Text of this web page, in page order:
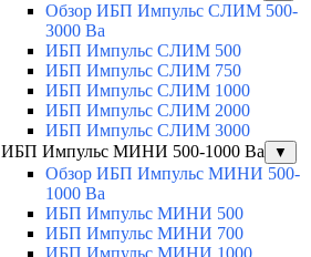
Обзор ИБП Импульс СЛИМ 500-
3000 Ва
ИБП Импульс СЛИМ 500
ИБП Импульс СЛИМ 750
ИБП Импульс СЛИМ 1000
ИБП Импульс СЛИМ 2000
ИБП Импульс СЛИМ 3000
ИБП Импульс МИНИ 500-1000 Ва
▼
Обзор ИБП Импульс МИНИ 500-
1000 Ва
ИБП Импульс МИНИ 500
ИБП Импульс МИНИ 700